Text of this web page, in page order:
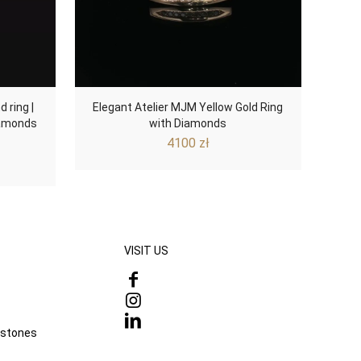
ring |
Elegant Atelier MJM Yellow Gold Ring
with Diamonds
4100 zł
VISIT US